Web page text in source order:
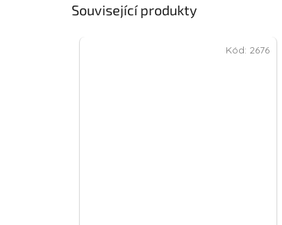
Související produkty
Kód: 2676